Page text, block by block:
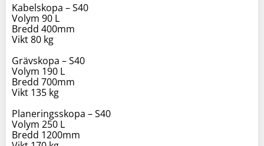
Kabelskopa – S40
Volym 90 L
Bredd 400mm
Vikt 80 kg
Grävskopa – S40
Volym 190 L
Bredd 700mm
Vikt 135 kg
Planeringsskopa – S40
Volym 250 L
Bredd 1200mm